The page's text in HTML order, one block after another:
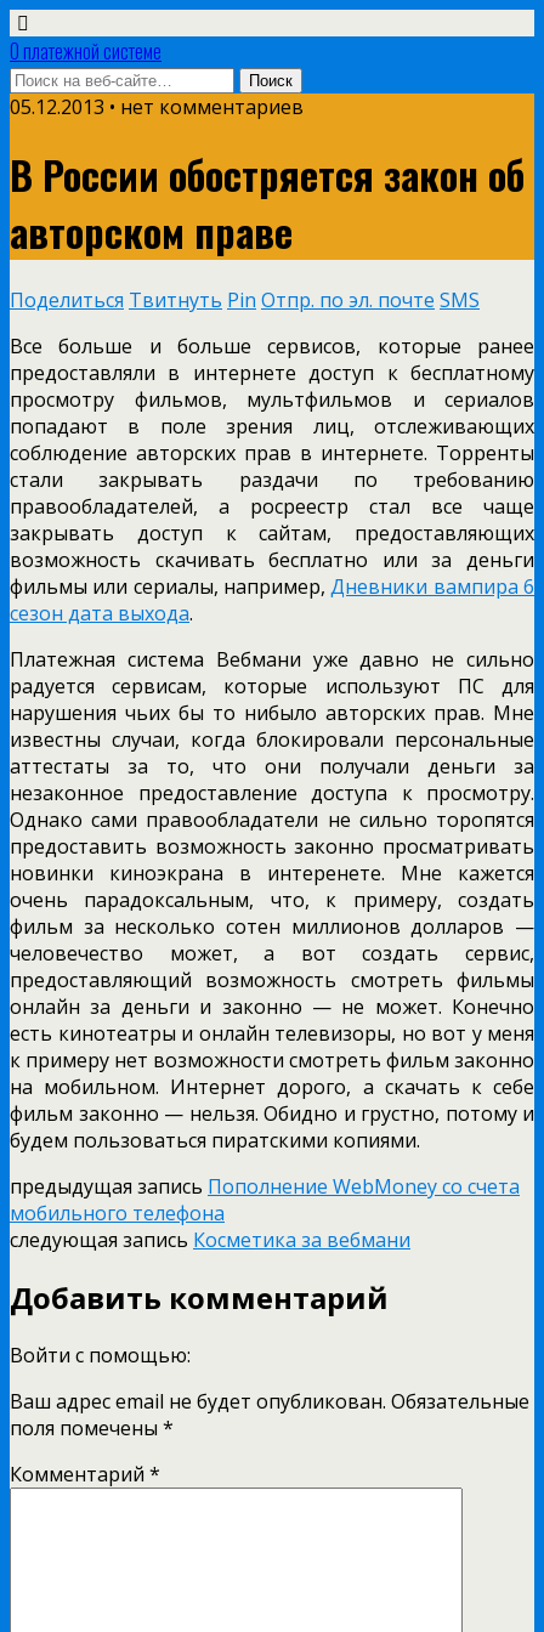
О платежной системе
05.12.2013 • нет комментариев
В России обостряется закон об
авторском праве
Поделиться Твитнуть Pin Отпр. по эл. почте SMS
Все больше и больше сервисов, которые ранее
предоставляли в интернете доступ к бесплатному
просмотру фильмов, мультфильмов и сериалов
попадают в поле зрения лиц, отслеживающих
соблюдение авторских прав в интернете. Торренты
стали закрывать раздачи по требованию
правообладателей, а росреестр стал все чаще
закрывать доступ к сайтам, предоставляющих
возможность скачивать бесплатно или за деньги
фильмы или сериалы, например,Дневники вампира 6
сезон дата выхода.
Платежная система Вебмани уже давно не сильно
радуется сервисам, которые используют ПС для
нарушения чьих бы то нибыло авторских прав. Мне
известны случаи, когда блокировали персональные
аттестаты за то, что они получали деньги за
незаконное предоставление доступа к просмотру.
Однако сами правообладатели не сильно торопятся
предоставить возможность законно просматривать
новинки киноэкрана в интеренете. Мне кажется
очень парадоксальным, что, к примеру, создать
фильм за несколько сотен миллионов долларов —
человечество может, а вот создать сервис,
предоставляющий возможность смотреть фильмы
онлайн за деньги и законно — не может. Конечно
есть кинотеатры и онлайн телевизоры, но вот у меня
к примеру нет возможности смотреть фильм законно
на мобильном. Интернет дорого, а скачать к себе
фильм законно — нельзя. Обидно и грустно, потому и
будем пользоваться пиратскими копиями.
предыдущая запись Пополнение WebMoney со счета
мобильного телефона
следующая запись Косметика за вебмани
Добавить комментарий
Войти с помощью:
Ваш адрес email не будет опубликован. Обязательные
поля помечены *
Комментарий *